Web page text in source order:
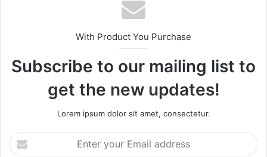
With Product You Purchase
Subscribe to our mailing list to
get the new updates!
Lorem ipsum dolor sit amet, consectetur.
Enter
your